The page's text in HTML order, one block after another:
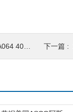
24V DC 下一篇 :